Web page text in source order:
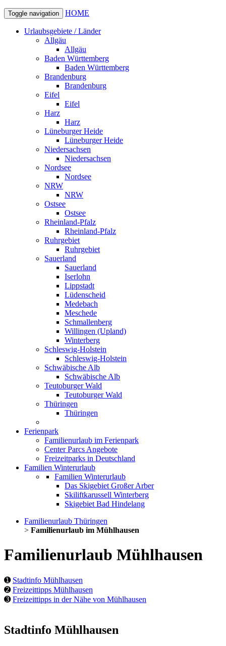
Toggle navigation HOME
Urlaubsgebiete / Länder
Allgäu
Allgäu
Baden Württemberg
Baden Württemberg
Brandenburg
Brandenburg
Eifel
Eifel
Harz
Harz
Lüneburger Heide
Lüneburger Heide
Niedersachsen
Niedersachsen
Nordsee
Nordsee
NRW
NRW
Ostsee
Ostsee
Rheinland-Pfalz
Rheinland-Pfalz
Ruhrgebiet
Ruhrgebiet
Sauerland
Sauerland
Iserlohn
Lippstadt
Lüdenscheid
Medebach
Meschede
Schmallenberg
Willingen (Upland)
Winterberg
Schleswig-Holstein
Schleswig-Holstein
Schwäbische Alb
Schwäbische Alb
Teutoburger Wald
Teutoburger Wald
Thüringen
Thüringen
Ferienpark
Familienurlaub im Ferienpark
Center Parcs Angebote
Freizeitparks in Deutschland
Familien Winterurlaub
Familien Winterurlaub
Das Skigebiet Großer Arber
Skiliftkarussell Winterberg
Skigebiet Bad Hindelang
Familienurlaub Thüringen
> Familienurlaub im Mühlhausen
Familienurlaub Mühlhausen
➊ Stadtinfo Mühlhausen
➋Freizeittipps Mühlhausen
➌Freizeittipps in der Nähe von Mühlhausen
Stadtinfo Mühlhausen